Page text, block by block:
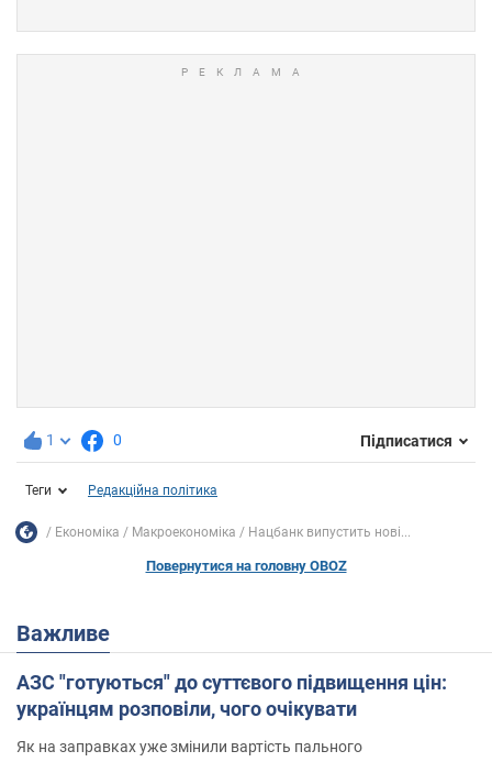
1 0 Підписатися
Теги Редакційна політика
Економіка Mакроекономіка Нацбанк випустить нові...
Повернутися на головну OBOZ
Важливе
АЗС "готуються" до суттєвого підвищення цін:
українцям розповіли, чого очікувати
Як на заправках уже змінили вартість пального